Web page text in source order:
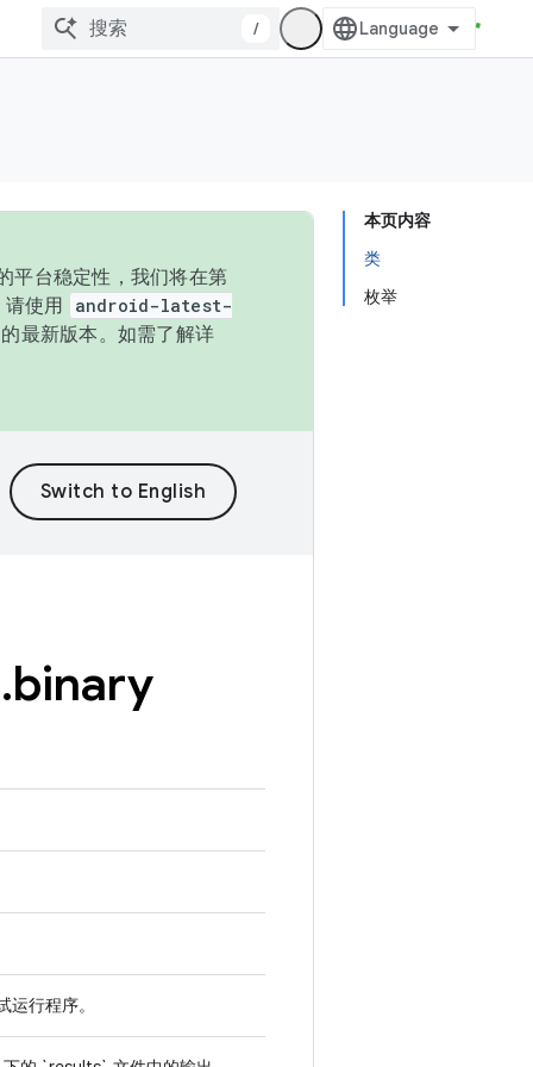
/
本页内容
类
枚举
平台稳定性，我们将在第
使用
android-latest-
最新版本。如需了解详
.binary
运行程序。